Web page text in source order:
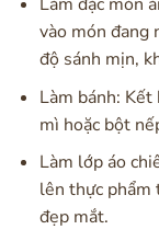
vào món đang
độ sánh mịn,
Làm bánh:
mì hoặc bột
Làm lớp áo
lên thực phẩm
đẹp mắt.